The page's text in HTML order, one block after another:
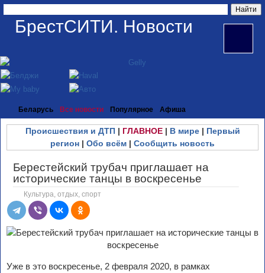
БрестСИТИ. Новости
Беларусь Все новости Популярное Афиша
Происшествия и ДТП| ГЛАВНОЕ| В мире| Первый
регион | Обо всём | Сообщить новость
Берестейский трубач приглашает на
исторические танцы в воскресенье
Культура, отдых, спорт
Уже в это воскресенье, 2 февраля 2020, в рамках